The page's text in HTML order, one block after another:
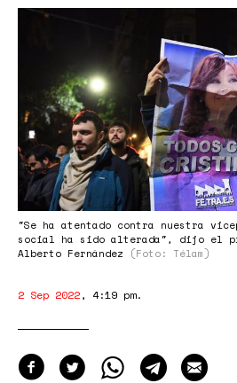
atentado
"Se ha atentado contra nuestra
social ha sido alterada", dijo el
Alberto Fernández
(Foto: Télam)
2 Sep 2022, 4:19 pm.